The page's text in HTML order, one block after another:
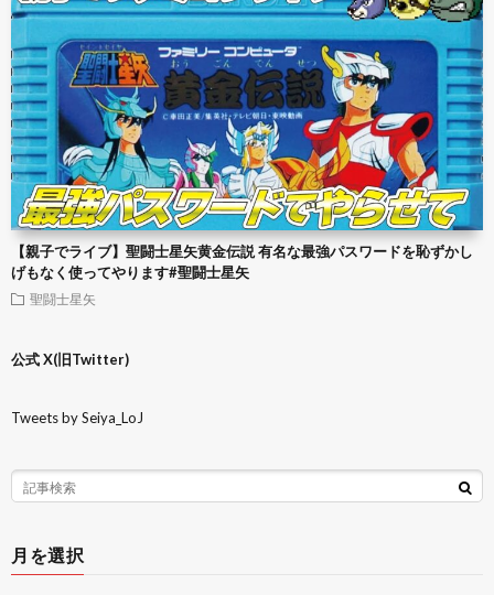
【親子でライブ】聖闘士星矢黄金伝説 有名な最強パスワードを恥ずかし
げもなく使ってやります#聖闘士星矢
聖闘士星矢
公式 X(旧Twitter)
Tweets by Seiya_LoJ
月を選択